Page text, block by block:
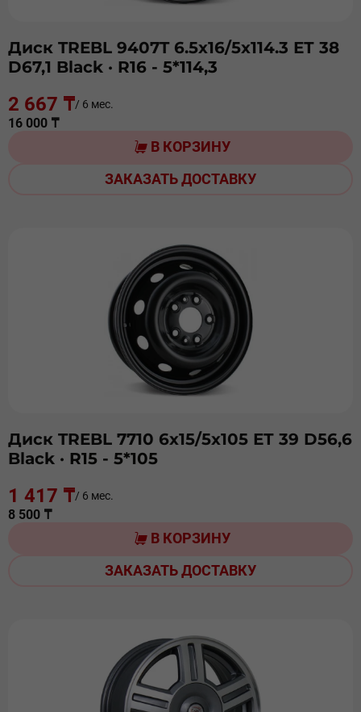
Диск TREBL 9407T 6.5х16/5х114.3 ЕТ 38
D67,1 Black · R16 - 5*114,3
2 667 ₸/ 6 мес.
16 000 ₸
В КОРЗИНУ
ЗАКАЗАТЬ ДОСТАВКУ
Диск TREBL 7710 6х15/5х105 ЕТ 39 D56,6
Black · R15 - 5*105
1 417 ₸/ 6 мес.
8 500 ₸
В КОРЗИНУ
ЗАКАЗАТЬ ДОСТАВКУ